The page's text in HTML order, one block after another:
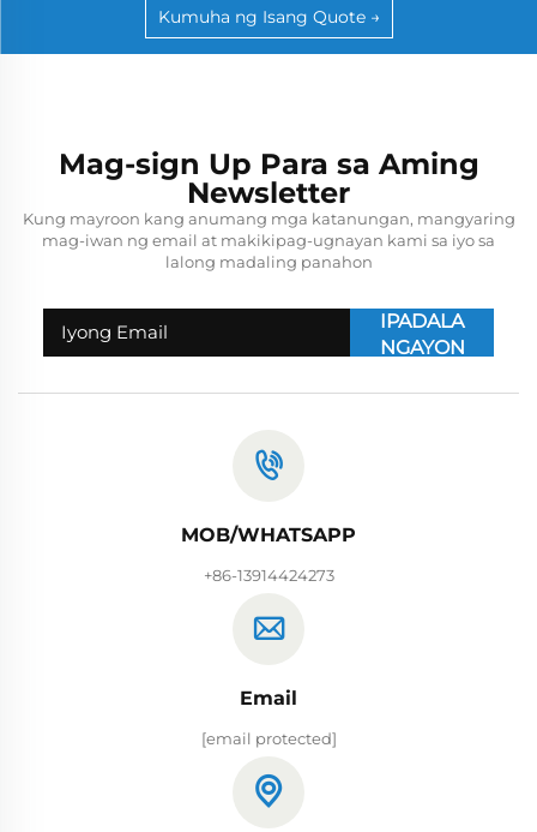
Kumuha ng Isang Quote →
Mag-sign Up Para sa Aming
Newsletter
Kung mayroon kang anumang mga katanungan, mangyaring
mag-iwan ng email at makikipag-ugnayan kami sa iyo sa
lalong madaling panahon
IPADALA
NGAYON
MOB/WHATSAPP
+86-13914424273
Email
[email protected]